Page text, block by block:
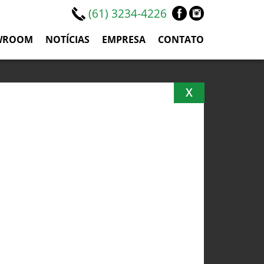
(61) 3234-4226
NOTÍCIAS EMPRESA CONTATO
X